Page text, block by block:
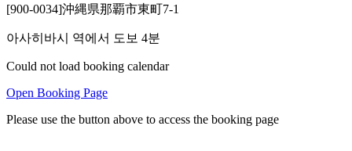
[900-0034]沖縄県那覇市東町7-1
아사히바시 역에서 도보 4분
Could not load booking calendar
Open Booking Page
Please use the button above to access the booking page